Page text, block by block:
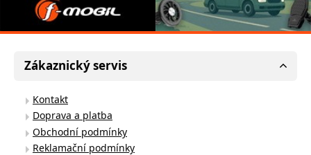
Zákaznický servis
Kontakt
Doprava a platba
Obchodní podmínky
Reklamační podmínky